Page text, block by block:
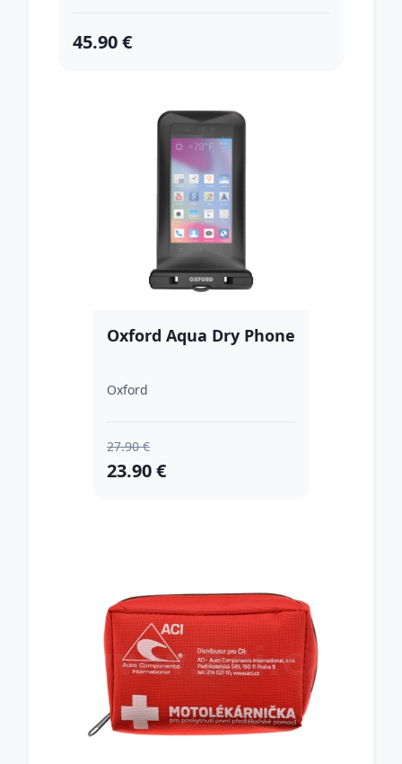
45.90 €
Oxford Aqua Dry Phone
Oxford
27.90 €
23.90 €